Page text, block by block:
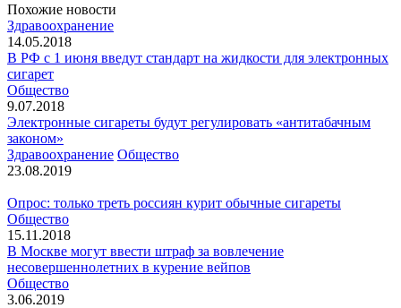
Похожие новости
Здравоохранение
14.05.2018
В РФ с 1 июня введут стандарт на жидкости для электронных
сигарет
Общество
9.07.2018
Электронные сигареты будут регулировать «антитабачным
законом»
Здравоохранение Общество
23.08.2019
Опрос: только треть россиян курит обычные сигареты
Общество
15.11.2018
В Москве могут ввести штраф за вовлечение
несовершеннолетних в курение вейпов
Общество
3.06.2019